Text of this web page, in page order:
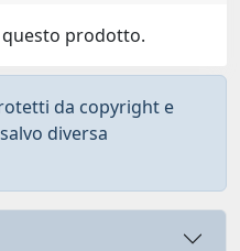
questo prodotto.
da copyright e
diversa